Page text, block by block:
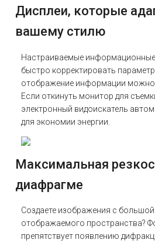
Дисплеи, которые
вашему стилю
Настраиваемые
быстро корректировать
отображение информации
Если откинуть монитор для
электронный видоискатель
для экономии энергии.
Максимальная
диафрагме
Создаете изображения с большой
отображаемого пространства?
препятствует появлению